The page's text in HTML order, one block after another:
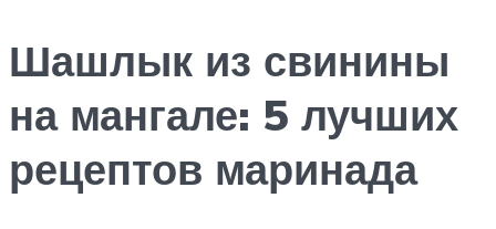
Шашлык из свинины
на мангале: 5 лучших
рецептов маринада